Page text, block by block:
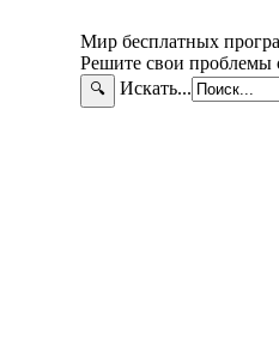
Мир бесплатных
Решите свои
🔍 Искать...